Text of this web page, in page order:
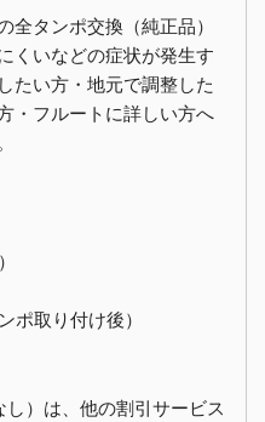
全タンポ交換（純正品）
くいなどの症状が発生す
たい方・地元で調整した
・フルートに詳しい方へ
ポ取り付け後）
）は、他の割引サービス